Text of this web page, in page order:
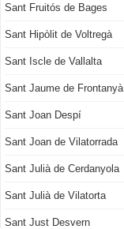
Sant Fruitós de Bages
Sant Hipòlit de Voltregà
Sant Iscle de Vallalta
Sant Jaume de Frontanyà
Sant Joan Despí
Sant Joan de Vilatorrada
Sant Julià de Cerdanyola
Sant Julià de Vilatorta
Sant Just Desvern